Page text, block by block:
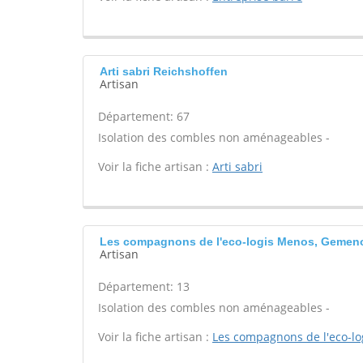
Arti sabri Reichshoffen
Artisan
Département: 67
Isolation des combles non aménageables -
Voir la fiche artisan : Arti sabri
Les compagnons de l'eco-logis Menos,
Artisan
Département: 13
Isolation des combles non aménageables -
Voir la fiche artisan : Les compagnons de l'eco-